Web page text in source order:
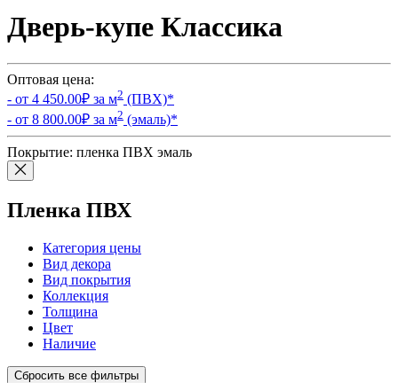
Дверь-купе Классика
Оптовая цена:
- от 4 450.00₽ за м2 (ПВХ)*
- от 8 800.00₽ за м2 (эмаль)*
Покрытие: пленка ПВХ эмаль
Пленка ПВХ
Категория цены
Вид декора
Вид покрытия
Коллекция
Толщина
Цвет
Наличие
Сбросить все фильтры